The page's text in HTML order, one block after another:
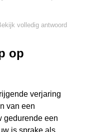
volledig antwoord
op
verjaring
van een
gedurende een
is sprake als